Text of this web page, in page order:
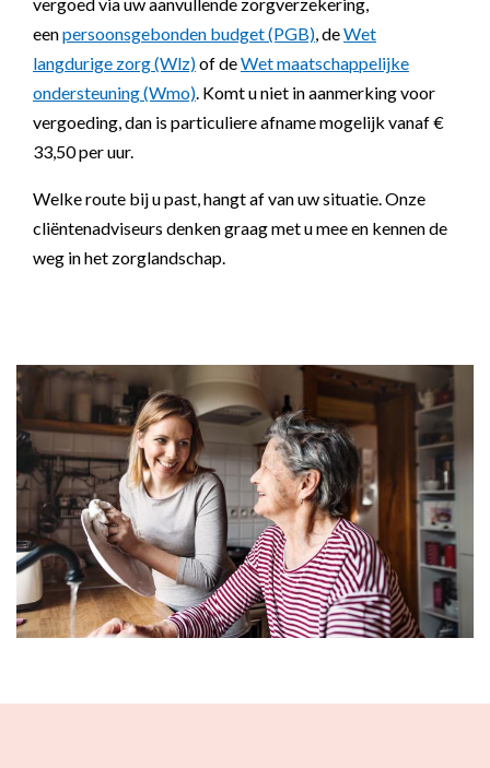
eenpersoonsgebonden budget (PGB), deWet
langdurige zorg (Wlz)of deWet maatschappelijke
ondersteuning (Wmo). Komt u niet in aanmerking voor
vergoeding, dan is particuliere afname mogelijk vanaf €
33,50 per uur.
Welke route bij u past, hangt af van uw situatie. Onze
cliëntenadviseurs denken graag met u mee en kennen de
weg in het zorglandschap.